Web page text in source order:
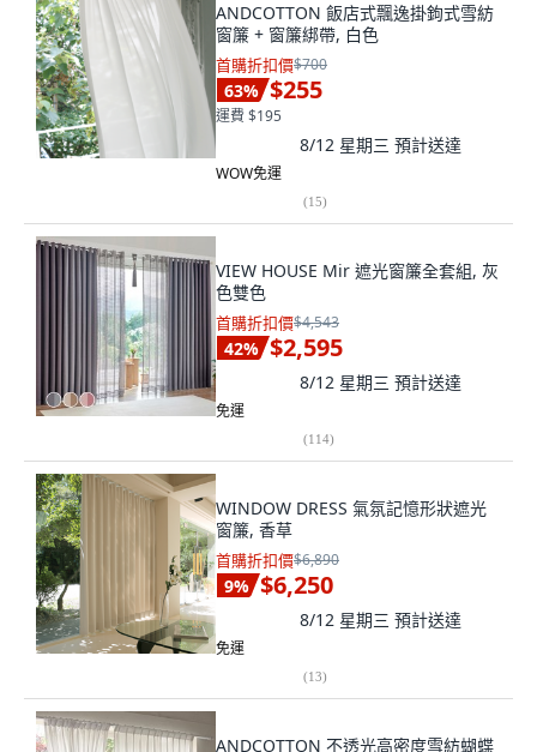
ANDCOTTON 飯店式飄逸掛鉤式雪紡
窗簾 + 窗簾綁帶, 白色
首購折扣價$700
63% $255
運費 $195
8/12 星期三 預計送達
WOW免運
(15)
VIEW HOUSE Mir 遮光窗簾全套組, 灰
色雙色
首購折扣價$4,543
42% $2,595
8/12 星期三 預計送達
免運
(114)
WINDOW DRESS 氣氛記憶形狀遮光
窗簾, 香草
首購折扣價$6,890
9% $6,250
8/12 星期三 預計送達
免運
(13)
ANDCOTTON 不透光高密度雪紡蝴蝶